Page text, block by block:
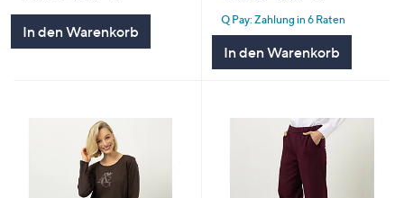
von
In den Warenkorb
von
5
Q Pay: Zahlung in 6 Raten
In den Warenkorb